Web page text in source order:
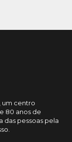
um centro
80 anos de
das pessoas pela